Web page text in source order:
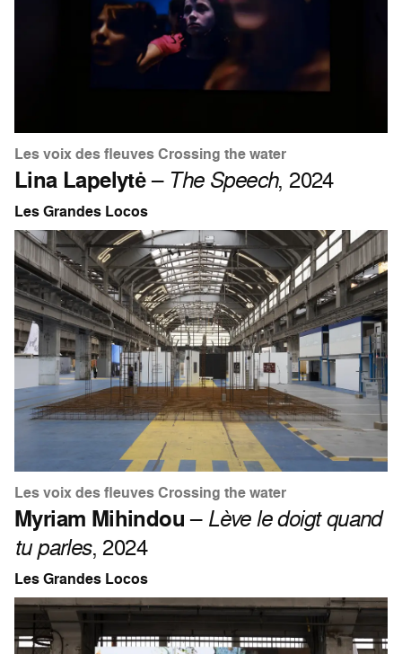
Les voix des fleuves Crossing the water
Lina Lapelytė– The Speech, 2024
Les Grandes Locos
Les voix des fleuves Crossing the water
Myriam Mihindou– Lève le doigt quand
tu parles, 2024
Les Grandes Locos